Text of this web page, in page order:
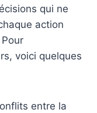
qui ne
action
voici quelques
entre la